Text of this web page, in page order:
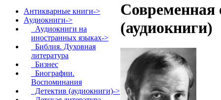
Антикварные книги->
Аудиокниги->
Аудиокниги на
иностранных языках->
Библия. Духовная
литература
Бизнес
Биографии.
Воспоминания
Детектив (аудиокниги)->
Современная
(аудиокниги)